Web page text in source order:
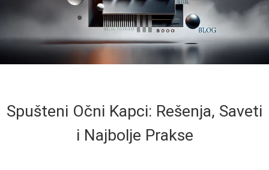
Spušteni Očni Kapci: Rešenja, Saveti
i Najbolje Prakse